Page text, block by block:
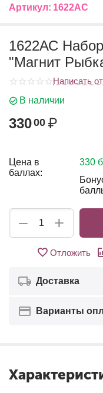
Артикул: 1622АС
1622АС
"Магнит
Написать
В наличии
33000 ₽
Цена в
баллах:
330
+
−
Отложить
Доставка
Варианты